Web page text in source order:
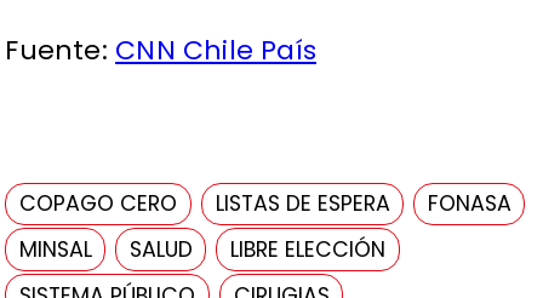
Fuente: CNN Chile País
COPAGO CERO LISTAS DE ESPERA
FONASA
MINSAL
SALUD
LIBRE ELECCIÓN